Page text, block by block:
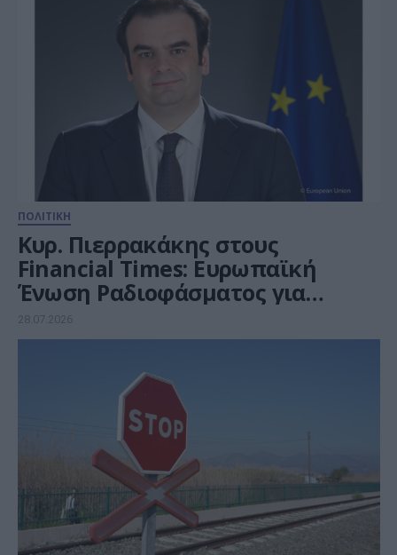
ΠΟΛΙΤΙΚΗ
Κυρ. Πιερρακάκης στους
Financial Times: Ευρωπαϊκή
Ένωση Ραδιοφάσματος για
ανάπτυξη, επενδύσεις και
τεχνολογική κυριαρχία
28.07.2026